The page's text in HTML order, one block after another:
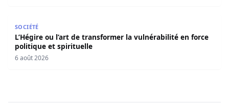
SOCIÉTÉ
L’Hégire ou l’art de transformer la vulnérabilité en force
politique et spirituelle
6 août 2026